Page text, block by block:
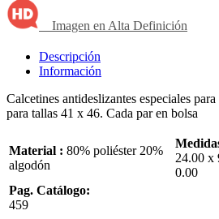
Imagen en Alta Definición
Descripción
Información
Calcetines antideslizantes especiales
para tallas 41 x 46. Cada par en bolsa
Material : 80% poliéster 20%
algodón
24.00 x
0.00
Pag. Catálogo:
459